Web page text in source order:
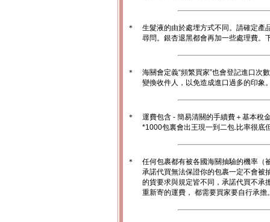
＊
生髮液的由於處埋方式不同。請確定產
尋問。銀杏退黑都會再加一些處理費。
＊
海關會定義“頻繁買家”也會登記進口次
變換收件人，以免造成進口過多的印象
＊
運費包含 - 簡易清關的手續費＋基本稅
*1000包裏會出王現一到二包.比率很底
＊
任何包裹都有被各國海關抽驗的機率（
承諾代買無法保證你的包裹一定不會被
的貨要求與規定皆不同，承諾代買不承
重新寄的運費， 都需要買家要自行承擔